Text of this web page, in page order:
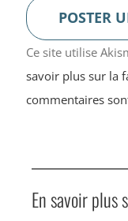
Ce site utilise
savoir plus sur la
commentaires
En savoir plus